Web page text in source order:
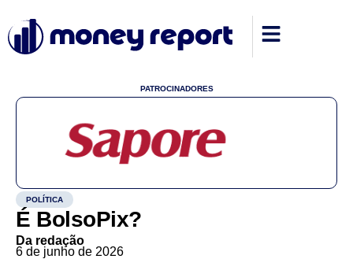
PATROCINADORES
POLÍTICA
É BolsoPix?
Da redação
6 de junho de 2026